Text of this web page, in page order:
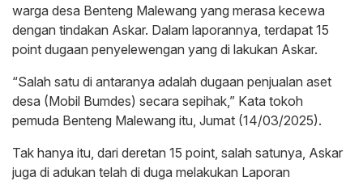
warga desa Benteng Malewang yang merasa kecewa
dengan tindakan Askar. Dalam laporannya, terdapat 15
point dugaan penyelewengan yang di lakukan Askar.
“Salah satu di antaranya adalah dugaan penjualan aset
desa (Mobil Bumdes) secara sepihak,” Kata tokoh
pemuda Benteng Malewang itu, Jumat (14/03/2025).
Tak hanya itu, dari deretan 15 point, salah satunya, Askar
juga di adukan telah di duga melakukan Laporan